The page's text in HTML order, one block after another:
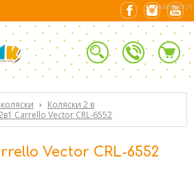
› Коляски 2 в
Carrello Vector CRL-6552
Vector CRL-6552
0.03338313 (7)